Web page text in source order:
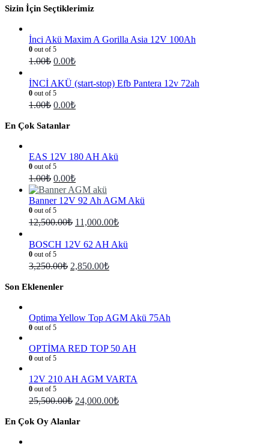
Sizin İçin Seçtiklerimiz
İnci Akü Maxim A Gorilla Asia 12V 100Ah
0 out of 5
1.00₺ 0.00₺
İNCİ AKÜ (start-stop) Efb Pantera 12v 72ah
0 out of 5
1.00₺ 0.00₺
En Çok Satanlar
EAS 12V 180 AH Akü
0 out of 5
1.00₺ 0.00₺
Banner 12V 92 Ah AGM Akü
0 out of 5
12,500.00₺ 11,000.00₺
BOSCH 12V 62 AH Akü
0 out of 5
3,250.00₺ 2,850.00₺
Son Eklenenler
Optima Yellow Top AGM Akü 75Ah
0 out of 5
OPTİMA RED TOP 50 AH
0 out of 5
12V 210 AH AGM VARTA
0 out of 5
25,500.00₺ 24,000.00₺
En Çok Oy Alanlar